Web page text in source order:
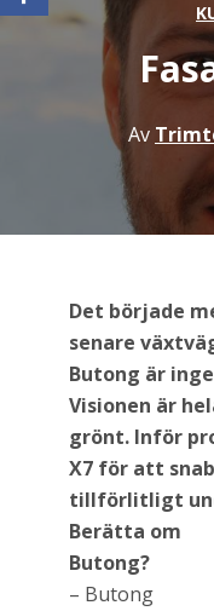
Av
Det började
senare
Butong är
Visionen är
grönt. Inför
X7 för att
tillförlitligt
Berätta om
Butong?
– Butong